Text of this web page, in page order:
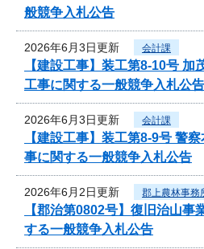
般競争入札公告
2026年6月3日更新 会計課
【建設工事】装工第8-10号 加
工事に関する一般競争入札公告
2026年6月3日更新 会計課
【建設工事】装工第8-9号 警
事に関する一般競争入札公告
2026年6月2日更新 郡上農林事務
【郡治第0802号】復旧治山
する一般競争入札公告